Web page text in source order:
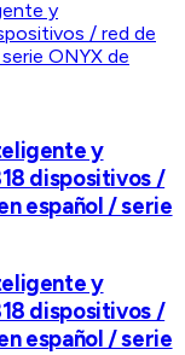
y
dispositivos /
español / serie
y
dispositivos /
español / serie